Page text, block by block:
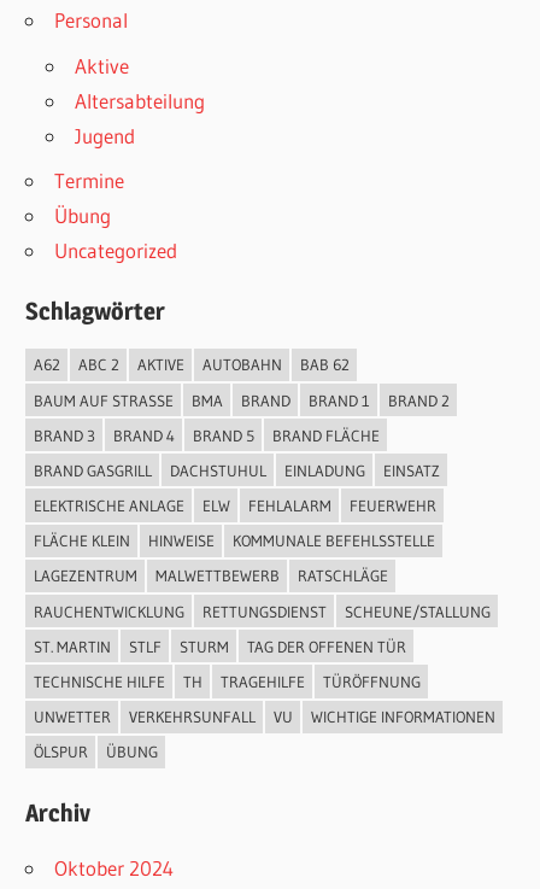
Personal
Aktive
Altersabteilung
Jugend
Termine
Übung
Uncategorized
Schlagwörter
A62 ABC 2 AKTIVE AUTOBAHN
BAB 62
BAUM AUF STRASSE
BMA BRAND BRAND 1
BRAND 2
BRAND 3
BRAND 4 BRAND 5
BRAND FLÄCHE
BRAND GASGRILL
DACHSTUHUL EINLADUNG
EINSATZ
ELEKTRISCHE ANLAGE
ELW FEHLALARM
FEUERWEHR
FLÄCHE KLEIN
HINWEISE
KOMMUNALE BEFEHLSSTELLE
LAGEZENTRUM
MALWETTBEWERB
RATSCHLÄGE
RAUCHENTWICKLUNG
RETTUNGSDIENST
SCHEUNE/STALLUNG
ST. MARTIN
STLF STURM
TAG DER OFFENEN TÜR
TECHNISCHE HILFE
TH TRAGEHILFE
TÜRÖFFNUNG
UNWETTER
VERKEHRSUNFALL VU
WICHTIGE INFORMATIONEN
ÖLSPUR
ÜBUNG
Archiv
Oktober 2024